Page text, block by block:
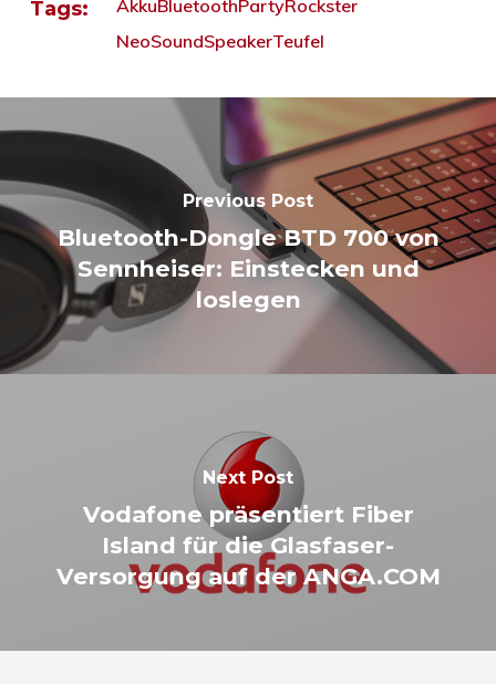
Tags: AkkuBluetoothPartyRockster
NeoSoundSpeakerTeufel
Previous Post
Bluetooth-Dongle BTD 700 von
Sennheiser: Einstecken und
loslegen
Next Post
Vodafone präsentiert Fiber
Island für die Glasfaser-
Versorgung auf der ANGA.COM